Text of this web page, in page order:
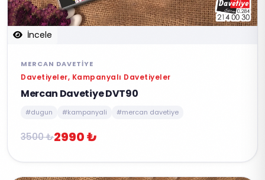
İncele
MERCAN DAVETIYE
Davetiyeler, Kampanyalı Davetiyeler
Mercan Davetiye DVT90
#dugun #kampanyali #mercan davetiye
3500 ₺2990 ₺